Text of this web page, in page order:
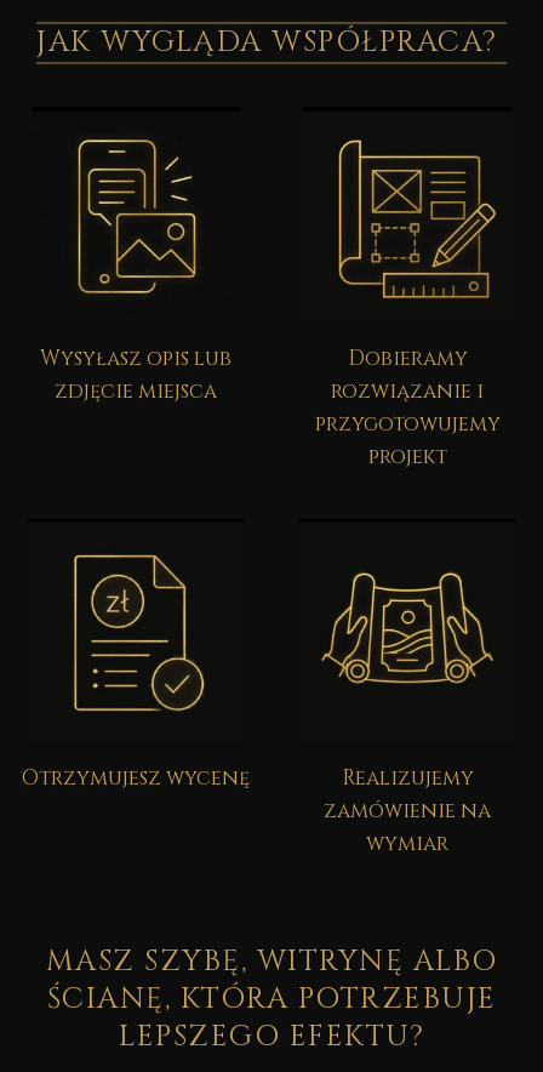
JAK WYGLĄDA WSPÓŁPRACA?
Wysyłasz opis lub
zdjęcie miejsca
Dobieramy
rozwiązanie i
przygotowujemy
projekt
Otrzymujesz wycenę
Realizujemy
zamówienie na
wymiar
MASZ SZYBĘ, WITRYNĘ ALBO
ŚCIANĘ, KTÓRA POTRZEBUJE
LEPSZEGO EFEKTU?